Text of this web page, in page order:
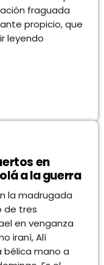
fraguada
propicio, que
leyendo
en
a la guerra
la madrugada
de tres
en venganza
iraní, Alí
bélica mano a